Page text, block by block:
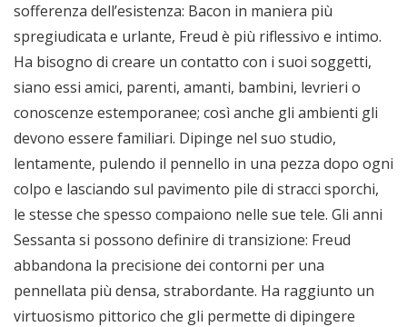
sofferenza dell’esistenza: Bacon in maniera più
spregiudicata e urlante, Freud è più riflessivo e intimo.
Ha bisogno di creare un contatto con i suoi soggetti,
siano essi amici, parenti, amanti, bambini, levrieri o
conoscenze estemporanee; così anche gli ambienti gli
devono essere familiari. Dipinge nel suo studio,
lentamente, pulendo il pennello in una pezza dopo ogni
colpo e lasciando sul pavimento pile di stracci sporchi,
le stesse che spesso compaiono nelle sue tele. Gli anni
Sessanta si possono definire di transizione: Freud
abbandona la precisione dei contorni per una
pennellata più densa, strabordante. Ha raggiunto un
virtuosismo pittorico che gli permette di dipingere